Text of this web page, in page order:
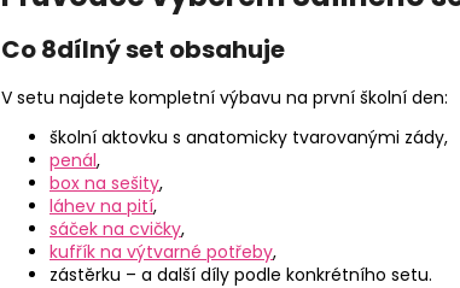
Co 8dílný set obsahuje
V setu najdete kompletní výbavu na první školní den:
školní aktovku s anatomicky tvarovanými zády,
penál,
box na sešity,
láhev na pití,
sáček na cvičky,
kufřík na výtvarné potřeby,
zástěrku – a další díly podle konkrétního setu.